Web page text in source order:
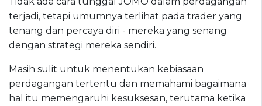
terjadi, tetapi umumnya terlihat pada trader yang
tenang dan percaya diri - mereka yang senang
dengan strategi mereka sendiri.
Masih sulit untuk menentukan kebiasaan
perdagangan tertentu dan memahami bagaimana
hal itu memengaruhi kesuksesan, terutama ketika